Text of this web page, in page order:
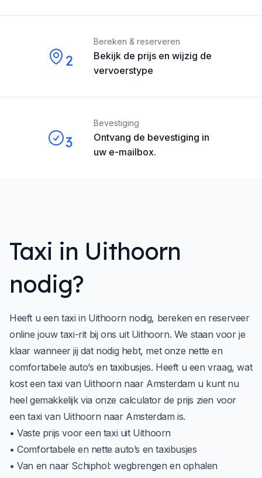
2
Bekijk de prijs en wijzig de
vervoerstype
Bereken & reserveren
3
Ontvang de bevestiging in
uw e-mailbox.
Bevestiging
Taxi in Uithoorn
nodig?
Heeft u een taxi in Uithoorn nodig, bereken en reserveer
online jouw taxi-rit bij ons uit Uithoorn. We staan voor je
klaar wanneer jij dat nodig hebt, met onze nette en
comfortabele auto’s en taxibusjes. Heeft u een vraag, wat
kost een taxi van Uithoorn naar Amsterdam u kunt nu
heel gemakkelijk via onze calculator de prijs zien voor
een taxi van Uithoorn naar Amsterdam is.
• Vaste prijs voor een taxi uit Uithoorn
• Comfortabele en nette auto’s en taxibusjes
• Van en naar Schiphol: wegbrengen en ophalen